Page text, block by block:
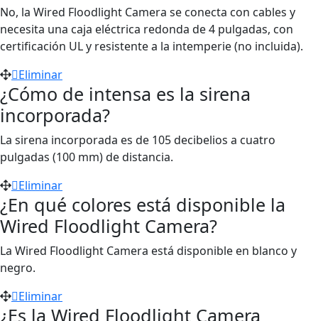
No, la Wired Floodlight Camera se conecta con cables y
necesita una caja eléctrica redonda de 4 pulgadas, con
certificación UL y resistente a la intemperie (no incluida).
Eliminar
¿Cómo de intensa es la sirena
incorporada?
La sirena incorporada es de 105 decibelios a cuatro
pulgadas (100 mm) de distancia.
Eliminar
¿En qué colores está disponible la
Wired Floodlight Camera?
La Wired Floodlight Camera está disponible en blanco y
negro.
Eliminar
¿Es la Wired Floodlight Camera